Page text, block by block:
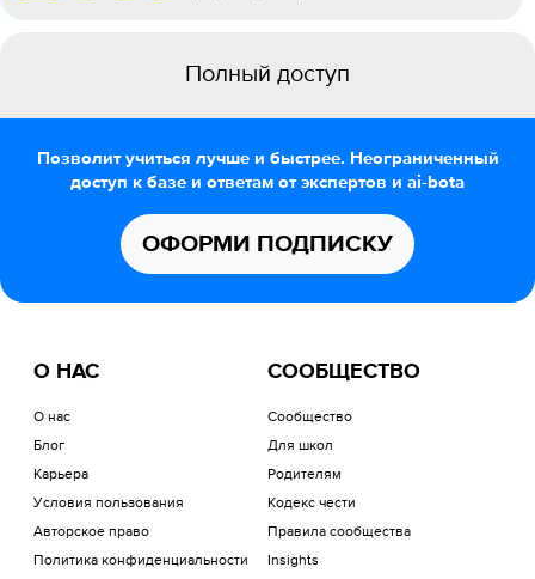
Полный доступ
Позволит учиться лучше и быстрее. Неограниченный
доступ к базе и ответам от экспертов и ai-bota
ОФОРМИ ПОДПИСКУ
О НАС
О нас
Блог
Карьера
Условия пользования
Авторское право
Политика конфиденциальности
СООБЩЕСТВО
Сообщество
Для школ
Родителям
Кодекс чести
Правила сообщества
Insights